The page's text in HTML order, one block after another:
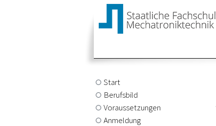
Start
Berufsbild
Voraussetzungen
Anmeldung